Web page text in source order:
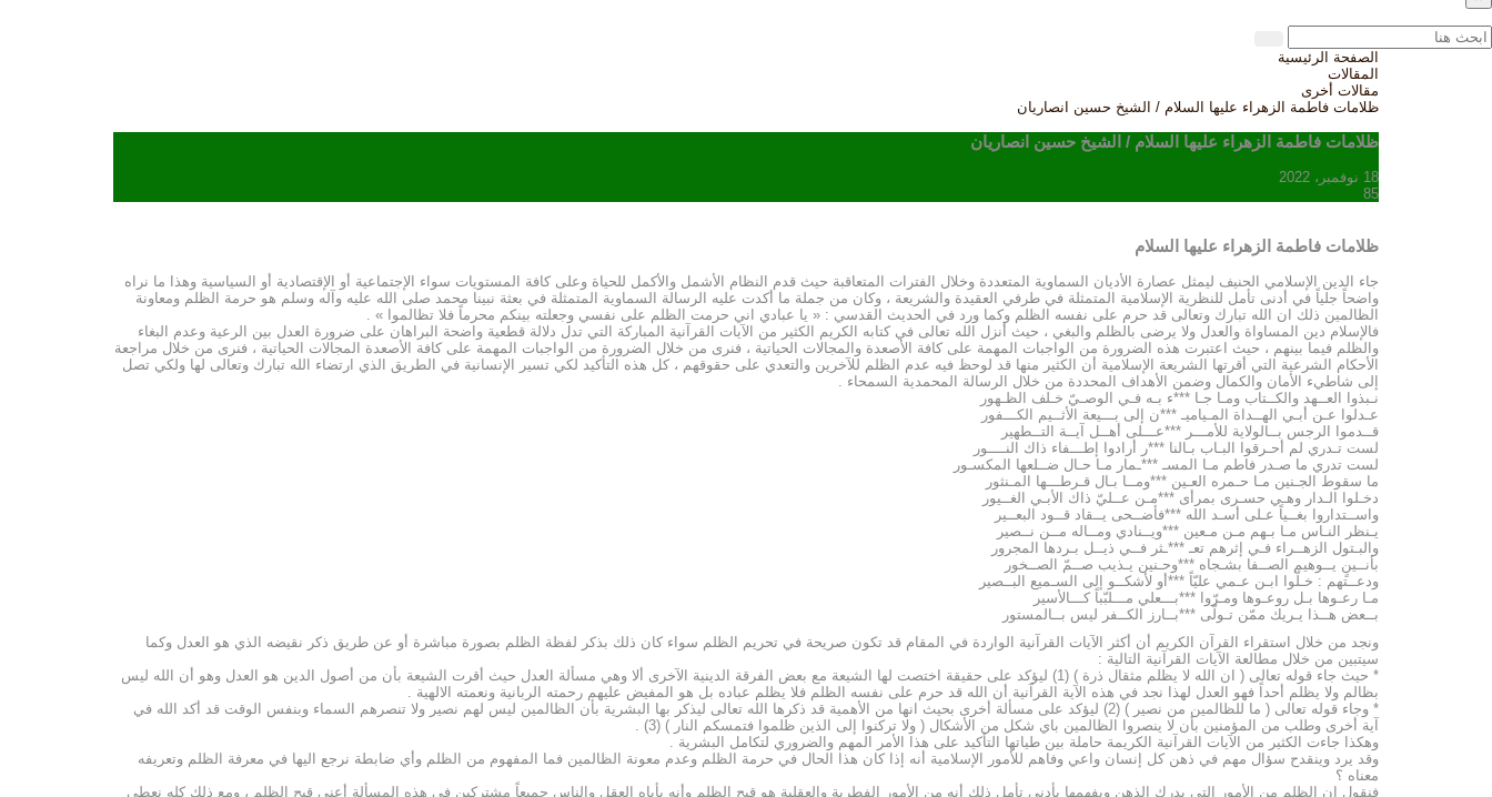
الصفحة الرئيسية
المقالات
مقالات أخرى
ظلامات فاطمة الزهراء عليها السلام / الشيخ حسين انصاريان
ظلامات فاطمة الزهراء عليها السلام / الشيخ حسين انصاريان
18 نوفمبر، 2022
85
ظلامات فاطمة الزهراء عليها السلام
جاء الدين الإسلامي الحنيف ليمثل عصارة الأديان السماوية المتعددة وخلال الفترات المتعاقبة حيث قدم النظام الأشمل والأكمل للحياة وعلى كافة المستويات سواء الإجتماعية أو الإقتصادية أو السياسية وهذا ما نراه
واضحاً جلياً في أدنى تأمل للنظرية الإسلامية المتمثلة في طرفي العقيدة والشريعة ، وكان من جملة ما أكدت عليه الرسالة السماوية المتمثلة في بعثة نبينا محمد صلى الله عليه وآله وسلم هو حرمة الظلم ومعاونة
الظالمين ذلك ان الله تبارك وتعالى قد حرم على نفسه الظلم وكما ورد في الحديث القدسي : « يا عبادي اني حرمت الظلم على نفسي وجعلته بينكم محرماً فلا تظالموا » .
فالإسلام دين المساواة والعدل ولا يرضى بالظلم والبغي ، حيث أنزل الله تعالى في كتابه الكريم الكثير من الآيات القرآنية المباركة التي تدل دلالة قطعية واضحة البراهان على ضرورة العدل بين الرعية وعدم البغاء
والظلم فيما بينهم ، حيث اعتبرت هذه الضرورة من الواجبات المهمة على كافة الأصعدة والمجالات الحياتية ، فنرى من خلال الضرورة من الواجبات المهمة على كافة الأصعدة المجالات الحياتية ، فنرى من خلال مراجعة
الأحكام الشرعية التي أقرتها الشريعة الإسلامية أن الكثير منها قد لوحظ فيه عدم الظلم للآخرين والتعدي على حقوقهم ، كل هذه التأكيد لكي تسير الإنسانية في الطريق الذي ارتضاء الله تبارك وتعالى لها ولكي تصل
إلى شاطيء الأمان والكمال وضمن الأهداف المحددة من خلال الرسالة المحمدية السمحاء .
نـبذوا العــهد والكــتاب ومـا جـا ***ء بـه فـي الوصـيّ خـلف الظـهور
عـدلوا عـن أبـي الهــداة المـياميـ ***ن إلى بـــيعة الأثــيم الكـــفور
قــدموا الرجس بــالولاية للأمـــر ***عـــلى أهــل آيــة التــطهير
لست تـدري لم أحـرقوا البـاب بـالنا ***ر أرادوا إطـــفاء ذاك النــــور
لست تدري ما صـدر فاطم مـا المسـ ***ـمار مـا حـال ضــلعها المكسـور
ما سقوط الجـنين مـا حـمره العـين ***ومــا بـال قـرطـــها المـنثور
دخـلوا الـدار وهـي حسـرى بمرأى ***مـن عــليّ ذاك الأبـي الغــيور
واســتداروا بغــياً عـلى أسـد الله ***فأضــحى يــقاد قــود البعــير
يـنظر النـاس مـا بـهم مـن مـعين ***ويــنادي ومــاله مــن نــصير
والبـتول الزهــراء فـي إثرهم تعـ ***ـثر فــي ذيــل بـردها المجرور
بأنــينٍ يــوهيم الصــفا بشـجاه ***وحـنين يـذيب صــمّ الصــخور
ودعــتهم : خـلّوا ابـن عـمي عليّاً ***أو لأشكــو إلى السـميع البــصير
مـا رعـوها بـل روعـوها ومـرّوا ***بـــعلي مـــلبّباً كـــالأسير
بــعض هــذا يـريك ممّن تـولّى ***بــارز الكــفر ليس بــالمستور
ونجد من خلال استقراء القرآن الكريم أن أكثر الآيات القرآنية الواردة في المقام قد تكون صريحة في تحريم الظلم سواء كان ذلك بذكر لفظة الظلم بصورة مباشرة أو عن طريق ذكر نقيضه الذي هو العدل وكما
سيتبين من خلال مطالعة الآيات القرآنية التالية :
* حيث جاء قوله تعالى ( ان الله لا يظلم مثقال ذرة ) (1) ليؤكد على حقيقة اختصت لها الشيعة مع بعض الفرقة الدينية الآخرى ألا وهي مسألة العدل حيث أقرت الشيعة بأن من أصول الدين هو العدل وهو أن الله ليس
بظالم ولا يظلم أحداً فهو العدل لهذا نجد في هذه الآية القرآنية أن الله قد حرم على نفسه الظلم فلا يظلم عباده بل هو المفيض عليهم رحمته الربانية ونعمته الالهية .
* وجاء قوله تعالى ( ما للظالمين من نصير ) (2) ليؤكد على مسألة أخرى بحيث انها من الأهمية قد ذكرها الله تعالى ليذكر بها البشرية بأن الظالمين ليس لهم نصير ولا تنصرهم السماء وبنفس الوقت قد أكد الله في
آية أخرى وطلب من المؤمنين بأن لا ينصروا الظالمين باي شكل من الأشكال ( ولا تركنوا إلى الذين ظلموا فتمسكم النار ) (3) .
وهكذا جاءت الكثير من الآيات القرآنية الكريمة حاملة بين طياتها التأكيد على هذا الأمر المهم والضروري لتكامل البشرية .
وقد يرد وينقدح سؤال مهم في ذهن كل إنسان واعي وفاهم للأمور الإسلامية أنه إذا كان هذا الحال في حرمة الظلم وعدم معونة الظالمين فما المفهوم من الظلم وأي ضابطة نرجع اليها في معرفة الظلم وتعريفه
معناه ؟
فنقول ان الظلم من الأمور التي يدرك الذهن ويفهمها بأدنى تأمل ذلك أنه من الأمور الفطرية والعقلية هو قبح الظلم وأنه يأباه العقل والناس جميعاً مشتركين في هذه المسألة أعني قبح الظلم ، ومع ذلك كله نعطي